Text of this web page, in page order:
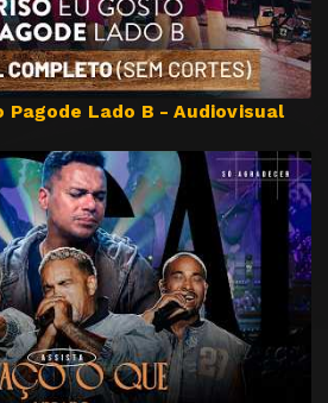
Pagode Lado B - Audiovisual